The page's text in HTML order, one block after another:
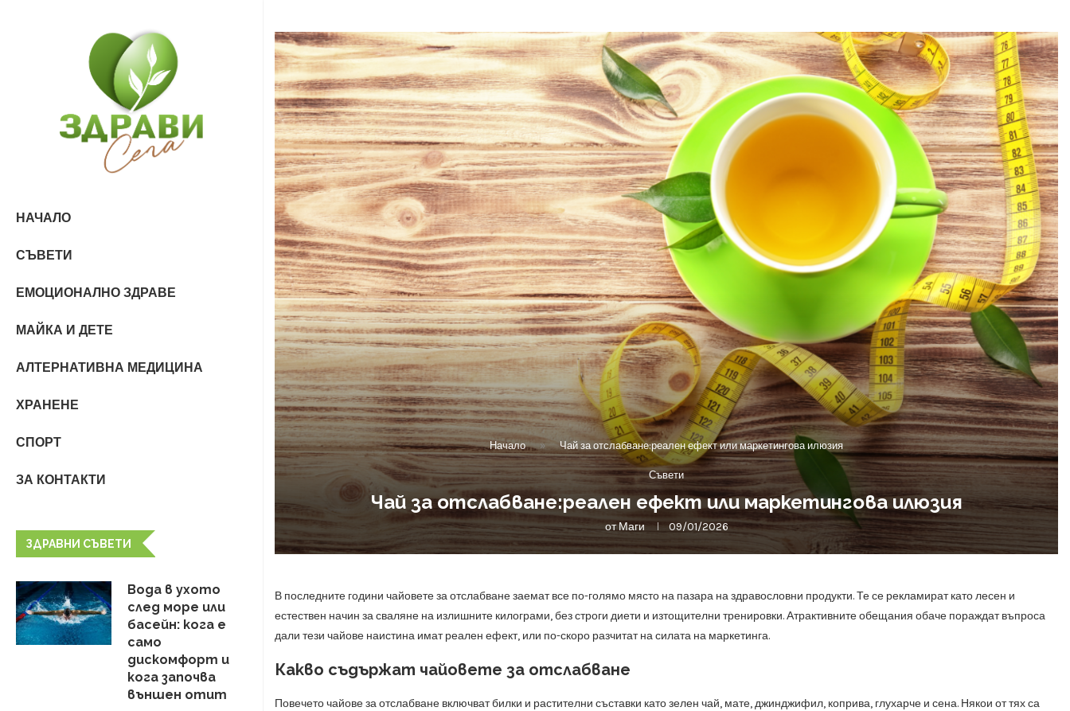
НАЧАЛО
СЪВЕТИ
ЕМОЦИОНАЛНО ЗДРАВЕ
МАЙКА И ДЕТЕ
АЛТЕРНАТИВНА МЕДИЦИНА
ХРАНЕНЕ
СПОРТ
ЗА КОНТАКТИ
ЗДРАВНИ СЪВЕТИ
Вода в ухото
след море или
басейн: кога е
само
дискомфорт и
кога започва
външен отит
Начало » Чай за отслабване:реален ефект или маркетингова илюзия
Съвети
Чай за отслабване:реален ефект или маркетингова илюзия
отМаги 09/01/2026
В последните години чайовете за отслабване заемат все по-голямо място на пазара на здравословни продукти. Те се рекламират като лесен и
естествен начин за сваляне на излишните килограми, без строги диети и изтощителни тренировки. Атрактивните обещания обаче пораждат въпроса
дали тези чайове наистина имат реален ефект, или по-скоро разчитат на силата на маркетинга.
Какво съдържат чайовете за отслабване
Повечето чайове за отслабване включват билки и растителни съставки като зелен чай, мате, джинджифил, коприва, глухарче и сена. Някои от тях са